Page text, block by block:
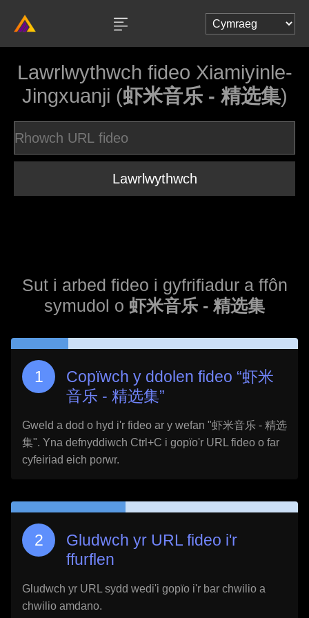
Lawrlwythwch fideo Xiamiyinle-
Jingxuanji (虾米音乐 - 精选集)
Lawrlwythwch
Sut i arbed fideo i gyfrifiadur a ffôn
symudol o 虾米音乐 - 精选集
Copïwch y ddolen fideo “虾米
音乐 - 精选集”
Gweld a dod o hyd i'r fideo ar y wefan "虾米音乐 - 精选
集". Yna defnyddiwch Ctrl+C i gopïo'r URL fideo o far
cyfeiriad eich porwr.
Gludwch yr URL fideo i'r
ffurflen
Gludwch yr URL sydd wedi'i gopïo i'r bar chwilio a
chwilio amdano.